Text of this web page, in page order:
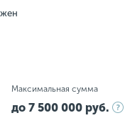
Максимальная сумма
до 7 500 000 руб.